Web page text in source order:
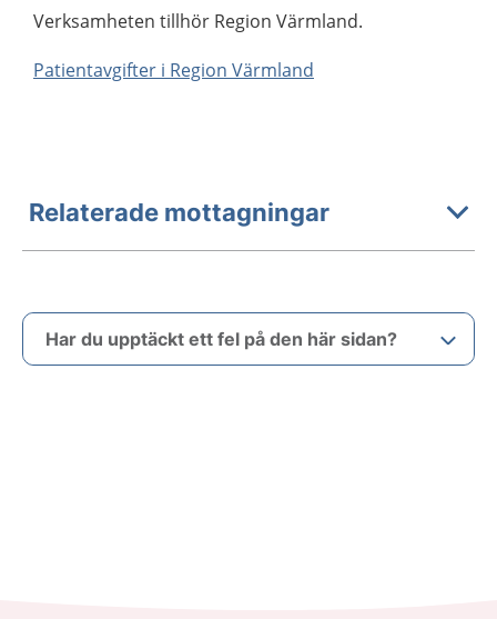
Verksamheten tillhör Region Värmland.
Patientavgifter i Region Värmland
Relaterade mottagningar
Har du upptäckt ett fel på den här sidan?